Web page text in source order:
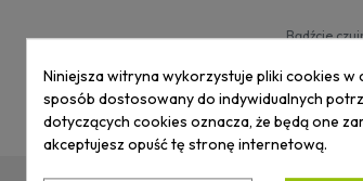
Bądźcie
Niniejsza witryna wykorzystuje pliki cookies w
sposób dostosowany do indywidualnych
dotyczących cookies oznacza, że będą one
akceptujesz opuść tę stronę internetową.